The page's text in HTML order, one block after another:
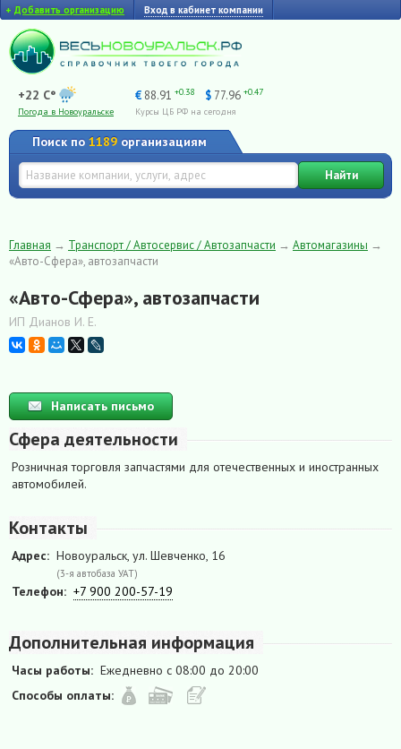
+ Добавить организацию Вход в кабинет компании
+22 C°
Погода в Новоуральске
€ 88.91 +0.38 $ 77.96 +0.47
Курсы ЦБ РФ на сегодня
Поиск по 1189 организациям
Найти
Главная → Транспорт / Автосервис / Автозапчасти → Автомагазины →
«Авто-Сфера», автозапчасти
«Авто-Сфера», автозапчасти
ИП Дианов И. Е.
Написать письмо
Сфера деятельности
Розничная торговля запчастями для отечественных и иностранных
автомобилей.
Контакты
Адрес: Новоуральск, ул. Шевченко, 16
(3-я автобаза УАТ)
Телефон: +7 900 200-57-19
Дополнительная информация
Часы работы: Ежедневно с 08:00 до 20:00
Способы оплаты: